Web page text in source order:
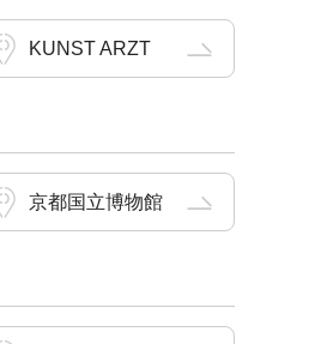
KUNST ARZT
京都国立博物館